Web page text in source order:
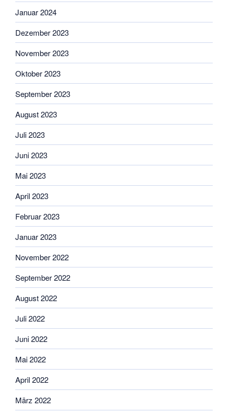
Januar 2024
Dezember 2023
November 2023
Oktober 2023
September 2023
August 2023
Juli 2023
Juni 2023
Mai 2023
April 2023
Februar 2023
Januar 2023
November 2022
September 2022
August 2022
Juli 2022
Juni 2022
Mai 2022
April 2022
März 2022